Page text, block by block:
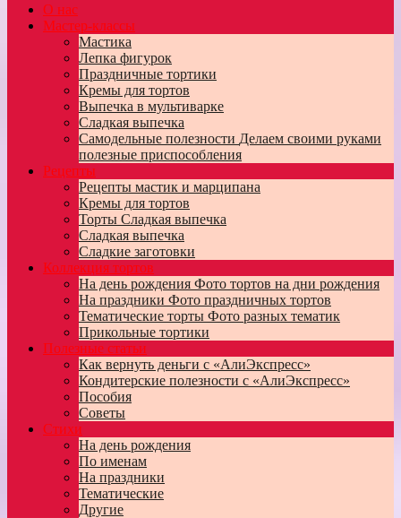
О нас
Мастер-классы
Мастика
Лепка фигурок
Праздничные тортики
Кремы для тортов
Выпечка в мультиварке
Сладкая выпечка
Самодельные полезности Делаем своими руками
полезные приспособления
Рецепты
Рецепты мастик и марципана
Кремы для тортов
Торты Сладкая выпечка
Сладкая выпечка
Сладкие заготовки
Коллекция тортов
На день рождения Фото тортов на дни рождения
На праздники Фото праздничных тортов
Тематические торты Фото разных тематик
Прикольные тортики
Полезные статьи
Как вернуть деньги с «АлиЭкспресс»
Кондитерские полезности с «АлиЭкспресс»
Пособия
Советы
Стихи
На день рождения
По именам
На праздники
Тематические
Другие